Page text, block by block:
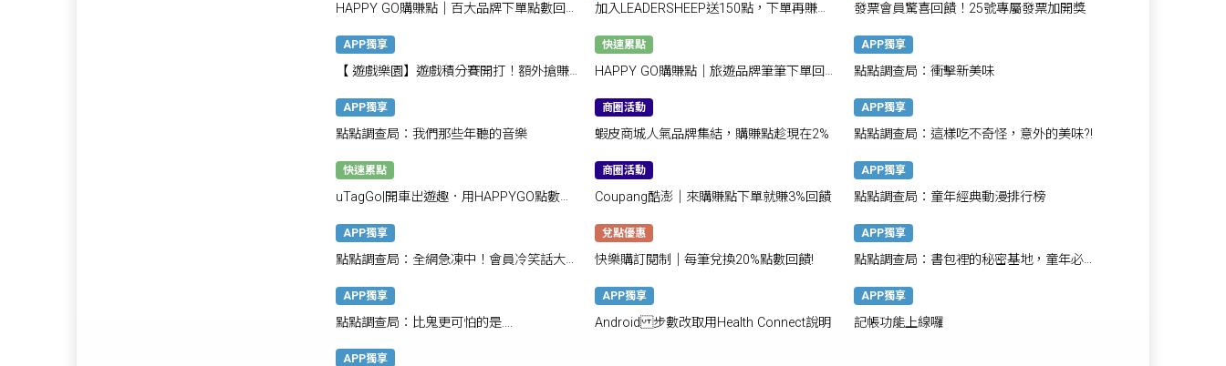
HAPPY GO購賺點｜百大品牌下單點數回饋
加入LEADERSHEEP送150點，下單再賺
發票會員驚喜回饋！25號專屬發票加開獎
APP獨享
【 遊戲樂園】遊戲積分賽開打！額外搶賺
快速累點
HAPPY GO購賺點｜旅遊品牌筆筆下單回饋
APP獨享
點點調查局：衝擊新美味
APP獨享
點點調查局：我們那些年聽的音樂
商圈活動
蝦皮商城人氣品牌集結，購賺點趁現在2%
APP獨享
點點調查局：這樣吃不奇怪，意外的美味?!
快速累點
uTagGo|開車出遊趣．用HAPPYGO點數換
商圈活動
Coupang酷澎｜來購賺點下單就賺3%回饋
APP獨享
點點調查局：童年經典動漫排行榜
APP獨享
點點調查局：全網急凍中！會員冷笑話大賽
兌點優惠
快樂購訂閱制｜每筆兌換20%點數回饋!
APP獨享
點點調查局：書包裡的秘密基地，童年必備
APP獨享
點點調查局：比鬼更可怕的是....
APP獨享
Android 步數改取用Health Connect說明
APP獨享
記帳功能上線囉
APP獨享